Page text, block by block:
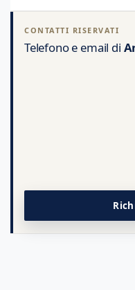
CONTATTI RISERVATI
Telefono e email di